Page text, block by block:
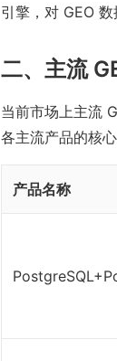
引擎，对 GEO
二、主流
当前市场上主流
各主流产品的核
产品名称